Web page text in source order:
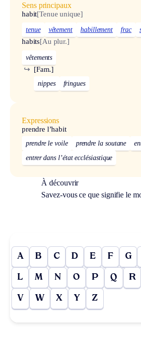
Sens principaux
habit[Tenue unique]
tenue vêtement habillement frac
habits[Au plur.]
vêtements
[Fam.]
↪
nippes fringues
Expressions
prendre l’habit
prendre le voile prendre la soutane
entrer dans l’état ecclésiastique
À découvrir
Savez-vous ce que signifie le
A B C D E F G
L M N O P Q R
V W X Y Z